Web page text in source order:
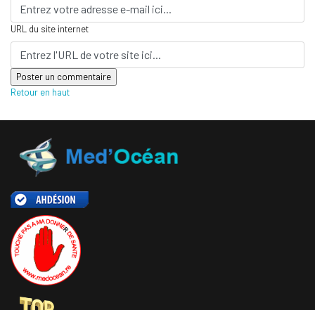
URL du site internet
Retour en haut